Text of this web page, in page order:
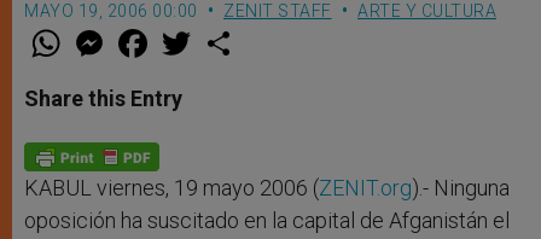
MAYO 19, 2006 00:00 ZENIT STAFF ARTE Y CULTURA
W
t
s
p
p
M
e
s
e
g
e
r
F
a
e
b
o
k
w
Share this Entry
KABUL viernes, 19 mayo 2006 (ZENIT.org).- Ninguna
oposición ha suscitado en la capital de Afganistán el